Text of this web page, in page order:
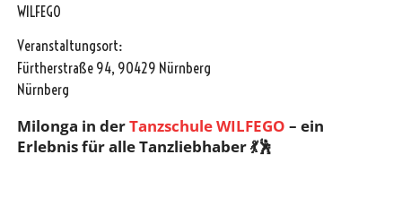
WILFEGO
Veranstaltungsort:
Fürtherstraße 94, 90429 Nürnberg
Nürnberg
Milonga in derTanzschule WILFEGO – ein
Erlebnis für alle Tanzliebhaber 💃🕺